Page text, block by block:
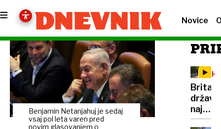
Novice
Benjamin Netanjahuj je sedaj
vsaj pol leta varen pred
novim glasovanjem o
naj
bi